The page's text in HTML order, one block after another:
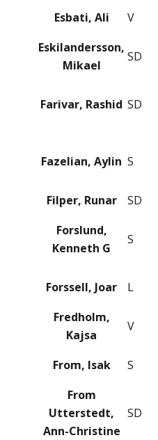
Esbati, Ali V
Eskilandersson,
Mikael
SD
Farivar, Rashid SD
Fazelian, Aylin S
Filper, Runar SD
Forslund,
Kenneth G
S
Forssell, Joar L
Fredholm,
Kajsa
V
From, Isak S
From
Utterstedt,
Ann-Christine
SD